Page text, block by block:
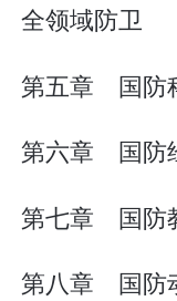
全领域防卫
第五章 国防
第六章 国防
第七章 国防
第八章 国防